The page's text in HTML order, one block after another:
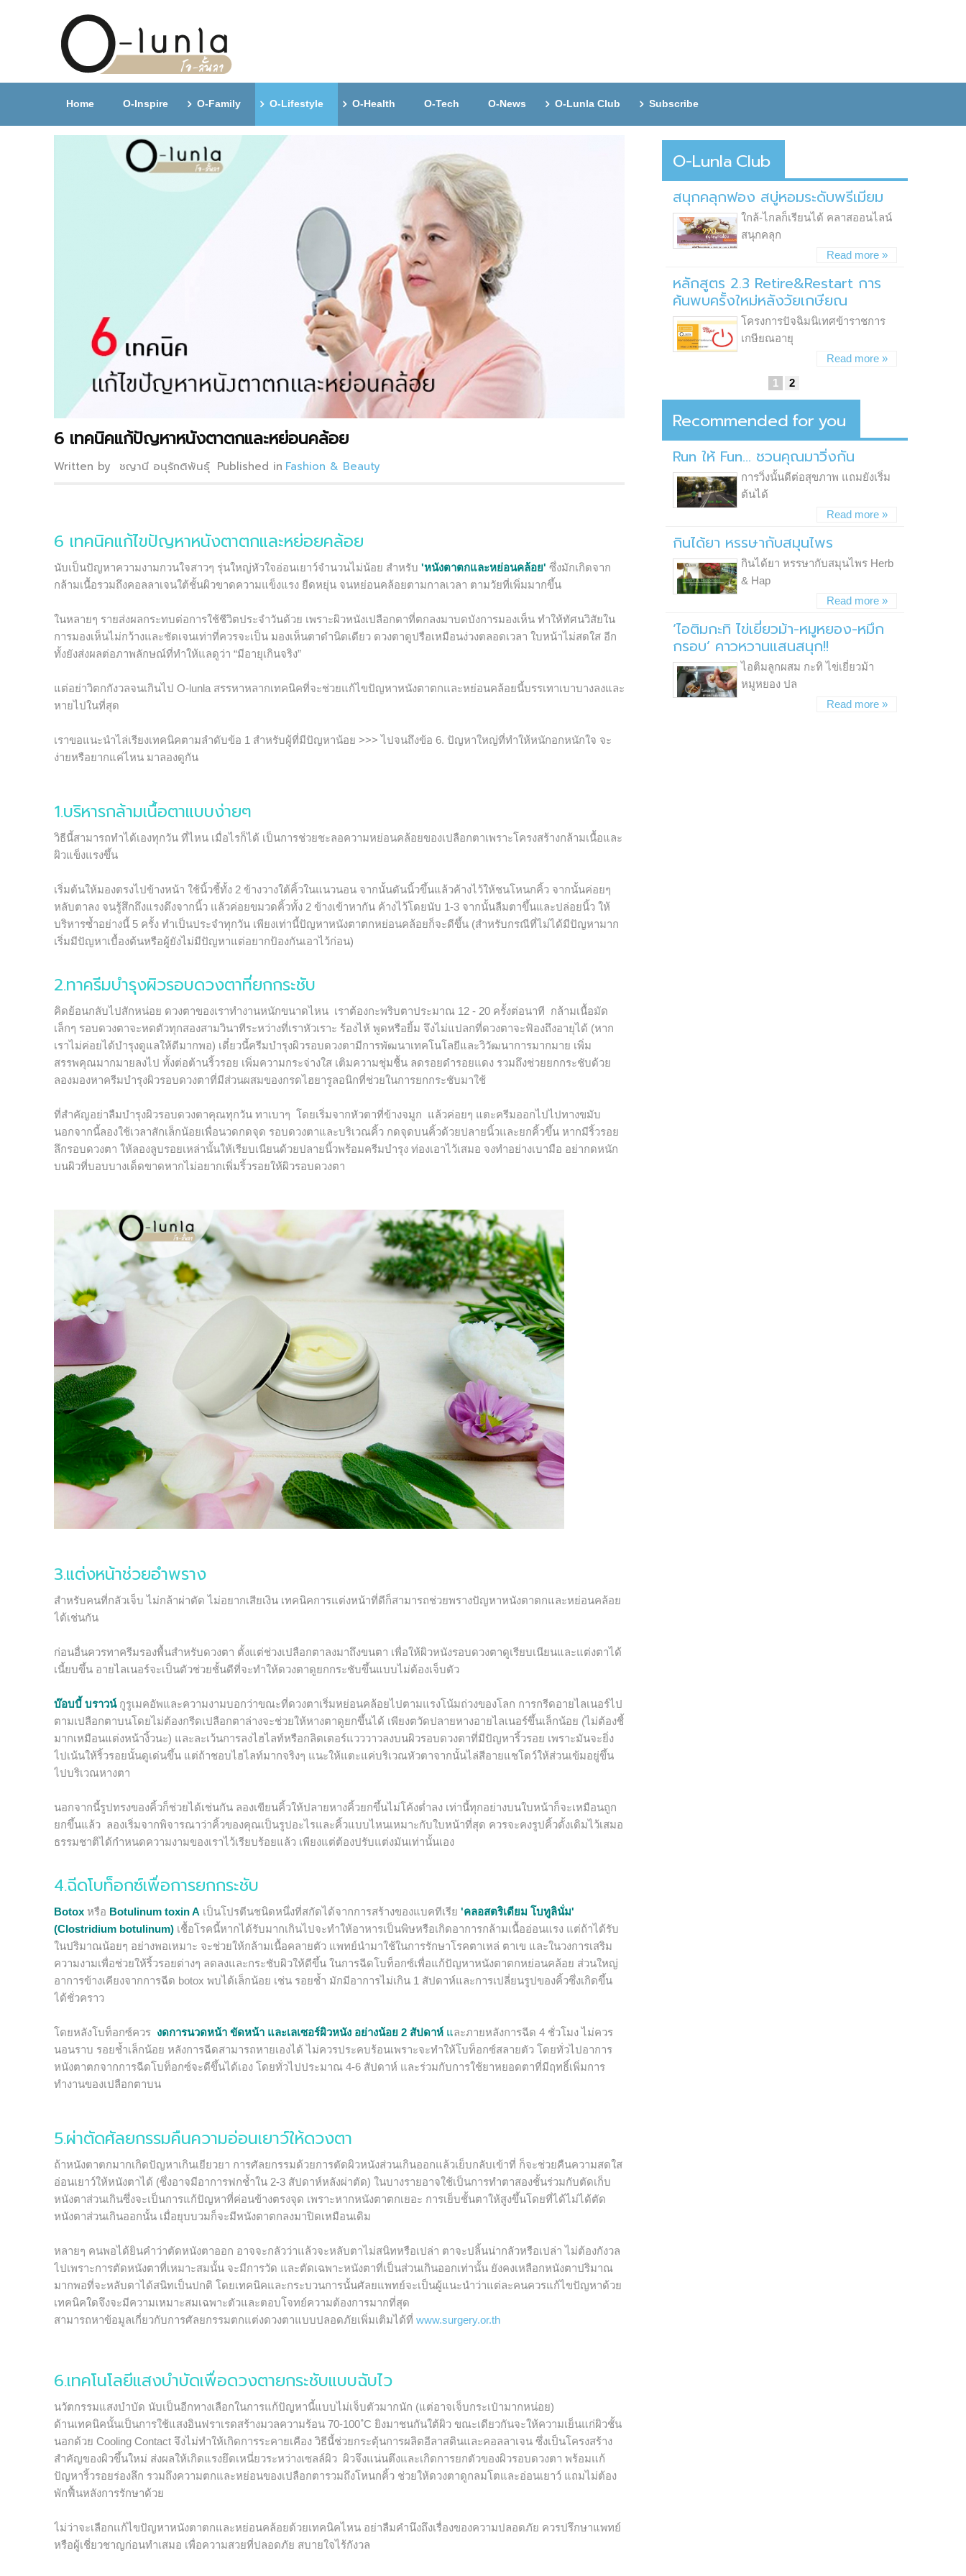
Home O-Inspire O-Family O-Lifestyle O-Health O-Tech O-News O-Lunla Club Subscribe
6 เทคนิคแก้ปัญหาหนังตาตกและหย่อนคล้อย
Written by ชญานี อนุรักติพันธุ์ Published in Fashion & Beauty
6 เทคนิคแก้ไขปัญหาหนังตาตกและหย่อยคล้อย
นับเป็นปัญหาความงามกวนใจสาวๆ รุ่นใหญ่หัวใจอ่อนเยาว์จำนวนไม่น้อย สำหรับ 'หนังตาตกและหย่อนคล้อย' ซึ่งมักเกิดจาก
กล้ามเนื้อรวมถึงคอลลาเจนใต้ชั้นผิวขาดความแข็งแรง ยืดหยุ่น จนหย่อนคล้อยตามกาลเวลา ตามวัยที่เพิ่มมากขึ้น
ในหลายๆ รายส่งผลกระทบต่อการใช้ชีวิตประจำวันด้วย เพราะผิวหนังเปลือกตาที่ตกลงมาบดบังการมองเห็น ทำให้ทัศนวิสัยใน
การมองเห็นไม่กว้างและชัดเจนเท่าที่ควรจะเป็น มองเห็นตาดำนิดเดียว ดวงตาดูปรือเหมือนง่วงตลอดเวลา ใบหน้าไม่สดใส อีก
ทั้งยังส่งผลต่อภาพลักษณ์ที่ทำให้แลดูว่า “มีอายุเกินจริง”
แต่อย่าวิตกกังวลจนเกินไป O-lunla สรรหาหลากเทคนิคที่จะช่วยแก้ไขปัญหาหนังตาตกและหย่อนคล้อยนี้บรรเทาเบาบางลงและ
หายไปในที่สุด
เราขอแนะนำไล่เรียงเทคนิคตามลำดับข้อ 1 สำหรับผู้ที่มีปัญหาน้อย >>> ไปจนถึงข้อ 6. ปัญหาใหญ่ที่ทำให้หนักอกหนักใจ จะ
ง่ายหรือยากแค่ไหน มาลองดูกัน
1.บริหารกล้ามเนื้อตาแบบง่ายๆ
วิธีนี้สามารถทำได้เองทุกวัน ที่ไหน เมื่อไรก็ได้ เป็นการช่วยชะลอความหย่อนคล้อยของเปลือกตาเพราะโครงสร้างกล้ามเนื้อและ
ผิวแข็งแรงขึ้น
เริ่มต้นให้มองตรงไปข้างหน้า ใช้นิ้วชี้ทั้ง 2 ข้างวางใต้คิ้วในแนวนอน จากนั้นดันนิ้วขึ้นแล้วค้างไว้ให้ชนโหนกคิ้ว จากนั้นค่อยๆ
หลับตาลง จนรู้สึกถึงแรงดึงจากนิ้ว แล้วค่อยขมวดคิ้วทั้ง 2 ข้างเข้าหากัน ค้างไว้โดยนับ 1-3 จากนั้นลืมตาขึ้นและปล่อยนิ้ว ให้
บริหารซ้ำอย่างนี้ 5 ครั้ง ทำเป็นประจำทุกวัน เพียงเท่านี้ปัญหาหนังตาตกหย่อนคล้อยก็จะดีขึ้น (สำหรับกรณีที่ไม่ได้มีปัญหามาก
เริ่มมีปัญหาเบื้องต้นหรือผู้ยังไม่มีปัญหาแต่อยากป้องกันเอาไว้ก่อน)
2.ทาครีมบำรุงผิวรอบดวงตาที่ยกกระชับ
คิดย้อนกลับไปสักหน่อย ดวงตาของเราทำงานหนักขนาดไหน เราต้องกะพริบตาประมาณ 12 - 20 ครั้งต่อนาที กล้ามเนื้อมัด
เล็กๆ รอบดวงตาจะหดตัวทุกสองสามวินาทีระหว่างที่เราหัวเราะ ร้องไห้ พูดหรือยิ้ม จึงไม่แปลกที่ดวงตาจะฟ้องถึงอายุได้ (หาก
เราไม่ค่อยได้บำรุงดูแลให้ดีมากพอ) เดี๋ยวนี้ครีมบำรุงผิวรอบดวงตามีการพัฒนาเทคโนโลยีและวิวัฒนาการมากมาย เพิ่ม
สรรพคุณมากมายลงไป ทั้งต่อต้านริ้วรอย เพิ่มความกระจ่างใส เติมความชุ่มชื้น ลดรอยดำรอยแดง รวมถึงช่วยยกกระชับด้วย
ลองมองหาครีมบำรุงผิวรอบดวงตาที่มีส่วนผสมของกรดไฮยารูลอนิกที่ช่วยในการยกกระชับมาใช้
ที่สำคัญอย่าลืมบำรุงผิวรอบดวงตาคุณทุกวัน ทาเบาๆ โดยเริ่มจากหัวตาที่ข้างจมูก แล้วค่อยๆ แตะครีมออกไปไปทางขมับ
นอกจากนี้ลองใช้เวลาสักเล็กน้อยเพื่อนวดกดจุด รอบดวงตาและบริเวณคิ้ว กดจุดบนคิ้วด้วยปลายนิ้วและยกคิ้วขึ้น หากมีริ้วรอย
ลึกรอบดวงตา ให้ลองลูบรอยเหล่านั้นให้เรียบเนียนด้วยปลายนิ้วพร้อมครีมบำรุง ท่องเอาไว้เสมอ จงทำอย่างเบามือ อย่ากดหนัก
บนผิวที่บอบบางเด็ดขาดหากไม่อยากเพิ่มริ้วรอยให้ผิวรอบดวงตา
3.แต่งหน้าช่วยอำพราง
สำหรับคนที่กลัวเจ็บ ไม่กล้าผ่าตัด ไม่อยากเสียเงิน เทคนิคการแต่งหน้าที่ดีก็สามารถช่วยพรางปัญหาหนังตาตกและหย่อนคล้อย
ได้เช่นกัน
ก่อนอื่นควรทาครีมรองพื้นสำหรับดวงตา ตั้งแต่ช่วงเปลือกตาลงมาถึงขนตา เพื่อให้ผิวหนังรอบดวงตาดูเรียบเนียนและแต่งตาได้
เนี้ยบขึ้น อายไลเนอร์จะเป็นตัวช่วยชั้นดีที่จะทำให้ดวงตาดูยกกระชับขึ้นแบบไม่ต้องเจ็บตัว
บ๊อบบี้ บราวน์ กูรูเมคอัพและความงามบอกว่าขณะที่ดวงตาเริ่มหย่อนคล้อยไปตามแรงโน้มถ่วงของโลก การกรีดอายไลเนอร์ไป
ตามเปลือกตาบนโดยไม่ต้องกรีดเปลือกตาล่างจะช่วยให้หางตาดูยกขึ้นได้ เพียงตวัดปลายหางอายไลเนอร์ขึ้นเล็กน้อย (ไม่ต้องชี้
มากเหมือนแต่งหน้างิ้วนะ) และละเว้นการลงไฮไลท์หรือกลิตเตอร์แวววาวลงบนผิวรอบดวงตาที่มีปัญหาริ้วรอย เพราะมันจะยิ่ง
ไปเน้นให้ริ้วรอยนั้นดูเด่นขึ้น แต่ถ้าชอบไฮไลท์มากจริงๆ แนะให้แตะแค่บริเวณหัวตาจากนั้นไล่สีอายแชโดว์ให้ส่วนเข้มอยู่ขึ้น
ไปบริเวณหางตา
นอกจากนี้รูปทรงของคิ้วก็ช่วยได้เช่นกัน ลองเขียนคิ้วให้ปลายหางคิ้วยกขึ้นไม่โค้งต่ำลง เท่านี้ทุกอย่างบนใบหน้าก็จะเหมือนถูก
ยกขึ้นแล้ว ลองเริ่มจากพิจารณาว่าคิ้วของคุณเป็นรูปอะไรและคิ้วแบบไหนเหมาะกับใบหน้าที่สุด ควรจะคงรูปคิ้วดั้งเดิมไว้เสมอ
ธรรมชาติได้กำหนดความงามของเราไว้เรียบร้อยแล้ว เพียงแต่ต้องปรับแต่งมันเท่านั้นเอง
4.ฉีดโบท็อกซ์เพื่อการยกกระชับ
Botox หรือ Botulinum toxin A เป็นโปรตีนชนิดหนึ่งที่สกัดได้จากการสร้างของแบคทีเรีย 'คลอสตริเดียม โบทูลินั่ม'
(Clostridium botulinum) เชื้อโรคนี้หากได้รับมากเกินไปจะทำให้อาหารเป็นพิษหรือเกิดอาการกล้ามเนื้ออ่อนแรง แต่ถ้าได้รับ
ในปริมาณน้อยๆ อย่างพอเหมาะ จะช่วยให้กล้ามเนื้อคลายตัว แพทย์นำมาใช้ในการรักษาโรคตาเหล่ ตาเข และในวงการเสริม
ความงามเพื่อช่วยให้ริ้วรอยต่างๆ ลดลงและกระชับผิวให้ดีขึ้น ในการฉีดโบท็อกซ์เพื่อแก้ปัญหาหนังตาตกหย่อนคล้อย ส่วนใหญ่
อาการข้างเคียงจากการฉีด botox พบได้เล็กน้อย เช่น รอยช้ำ มักมีอาการไม่เกิน 1 สัปดาห์และการเปลี่ยนรูปของคิ้วซึ่งเกิดขึ้น
ได้ชั่วคราว
โดยหลังโบท็อกซ์ควร งดการนวดหน้า ขัดหน้า และเลเซอร์ผิวหนัง อย่างน้อย 2 สัปดาห์ และภายหลังการฉีด 4 ชั่วโมง ไม่ควร
นอนราบ รอยช้ำเล็กน้อย หลังการฉีดสามารถหายเองได้ ไม่ควรประคบร้อนเพราะจะทำให้โบท็อกซ์สลายตัว โดยทั่วไปอาการ
หนังตาตกจากการฉีดโบท็อกซ์จะดีขึ้นได้เอง โดยทั่วไปประมาณ 4-6 สัปดาห์ และร่วมกับการใช้ยาหยอดตาที่มีฤทธิ์เพิ่มการ
ทำงานของเปลือกตาบน
5.ผ่าตัดศัลยกรรมคืนความอ่อนเยาว์ให้ดวงตา
ถ้าหนังตาตกมากเกิดปัญหาเกินเยียวยา การศัลยกรรมด้วยการตัดผิวหนังส่วนเกินออกแล้วเย็บกลับเข้าที่ ก็จะช่วยคืนความสดใส
อ่อนเยาว์ให้หนังตาได้ (ซึ่งอาจมีอาการฟกช้ำใน 2-3 สัปดาห์หลังผ่าตัด) ในบางรายอาจใช้เป็นการทำตาสองชั้นร่วมกับตัดเก็บ
หนังตาส่วนเกินซึ่งจะเป็นการแก้ปัญหาที่ค่อนข้างตรงจุด เพราะหากหนังตาตกเยอะ การเย็บชั้นตาให้สูงขึ้นโดยที่ได้ไม่ได้ตัด
หนังตาส่วนเกินออกนั้น เมื่อยุบบวมก็จะมีหนังตาตกลงมาปิดเหมือนเดิม
หลายๆ คนพอได้ยินคำว่าตัดหนังตาออก อาจจะกลัวว่าแล้วจะหลับตาไม่สนิทหรือเปล่า ตาจะปลิ้นน่ากลัวหรือเปล่า ไม่ต้องกังวล
ไปเพราะการตัดหนังตาที่เหมาะสมนั้น จะมีการวัด และตัดเฉพาะหนังตาที่เป็นส่วนเกินออกเท่านั้น ยังคงเหลือกหนังตาปริมาณ
มากพอที่จะหลับตาได้สนิทเป็นปกติ โดยเทคนิคและกระบวนการนั้นศัลยแพทย์จะเป็นผู้แนะนำว่าแต่ละคนควรแก้ไขปัญหาด้วย
เทคนิคใดจึงจะมีความเหมาะสมเฉพาะตัวและตอบโจทย์ความต้องการมากที่สุด
สามารถหาข้อมูลเกี่ยวกับการศัลยกรรมตกแต่งดวงตาแบบปลอดภัยเพิ่มเติมได้ที่ www.surgery.or.th
6.เทคโนโลยีแสงบำบัดเพื่อดวงตายกระชับแบบฉับไว
นวัตกรรมแสงบำบัด นับเป็นอีกทางเลือกในการแก้ปัญหานี้แบบไม่เจ็บตัวมากนัก (แต่อาจเจ็บกระเป๋ามากหน่อย)
ด้านเทคนิคนั้นเป็นการใช้แสงอินฟราเรดสร้างมวลความร้อน 70-100 ํC ยิงมาชนกันใต้ผิว ขณะเดียวกันจะให้ความเย็นแก่ผิวชั้น
นอกด้วย Cooling Contact จึงไม่ทำให้เกิดการระคายเคือง วิธีนี้ช่วยกระตุ้นการผลิตอีลาสตินและคอลลาเจน ซึ่งเป็นโครงสร้าง
สำคัญของผิวขึ้นใหม่ ส่งผลให้เกิดแรงยึดเหนี่ยวระหว่างเซลล์ผิว ผิวจึงแน่นตึงและเกิดการยกตัวของผิวรอบดวงตา พร้อมแก้
ปัญหาริ้วรอยร่องลึก รวมถึงความตกและหย่อนของเปลือกตารวมถึงโหนกคิ้ว ช่วยให้ดวงตาดูกลมโตและอ่อนเยาว์ แถมไม่ต้อง
พักฟื้นหลังการรักษาด้วย
ไม่ว่าจะเลือกแก้ไขปัญหาหนังตาตกและหย่อนคล้อยด้วยเทคนิคไหน อย่าลืมคำนึงถึงเรื่องของความปลอดภัย ควรปรึกษาแพทย์
หรือผู้เชี่ยวชาญก่อนทำเสมอ เพื่อความสวยที่ปลอดภัย สบายใจไร้กังวล
O-Lunla Club
สนุกคลุกฟอง สบู่หอมระดับพรีเมียม
ใกล้-ไกลก็เรียนได้ คลาสออนไลน์
สนุกคลุก
Read more »
หลักสูตร 2.3 Retire&Restart การ
ค้นพบครั้งใหม่หลังวัยเกษียณ
โครงการปัจฉิมนิเทศข้าราชการ
เกษียณอายุ
Read more »
1
2
Recommended For You
Run ให้ Fun... ชวนคุณมาวิ่งกัน
การวิ่งนั้นดีต่อสุขภาพ แถมยังเริ่ม
ต้นได้
Read more »
กินได้ยา หรรษากับสมุนไพร
กินได้ยา หรรษากับสมุนไพร Herb
& Hap
Read more »
‘ไอติมกะทิ ไข่เยี่ยวม้า-หมูหยอง-หมึก
กรอบ’ คาวหวานแสนสนุก!!
ไอติมลูกผสม กะทิ ไข่เยี่ยวม้า
หมูหยอง ปล
Read more »